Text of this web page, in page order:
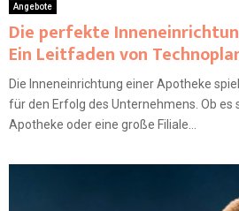
Angebote
Die perfekte
Ein Leitfaden von
Die Inneneinrichtung einer Apotheke
für den Erfolg des Unternehmens. Ob es
Apotheke oder eine große Filiale...